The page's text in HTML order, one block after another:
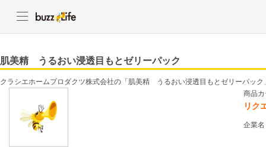
肌美精 うるおい浸透目もとゼリーパック
クラシエホームプロダクツ株式会社の「肌美精 うるおい浸透目もとゼリーパック
商品
リク
企業